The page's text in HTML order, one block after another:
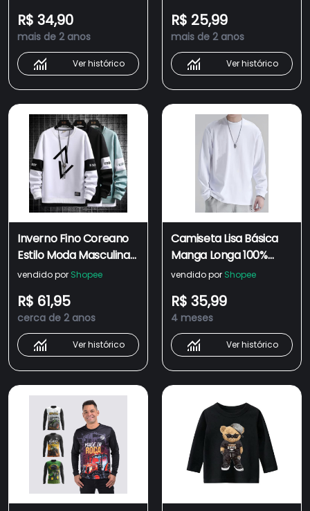
R$ 34,90
mais de 2 anos
Ver histórico
R$ 25,99
mais de 2 anos
Ver histórico
Inverno Fino Coreano
Estilo Moda Masculina
Gola Redonda Manga
Casual Blusa Branca
Preta Roupas
vendido por Shopee
R$ 61,95
cerca de 2 anos
Ver histórico
Camiseta Lisa Básica
Manga Longa 100%
Algodão Mlaha
30,1 Panteada Premium
Gola Redonda
vendido por Shopee
R$ 35,99
4 meses
Ver histórico